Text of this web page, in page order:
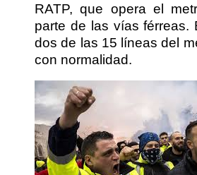
RATP, que opera el
parte de las vías férreas.
dos de las 15 líneas del
con normalidad.